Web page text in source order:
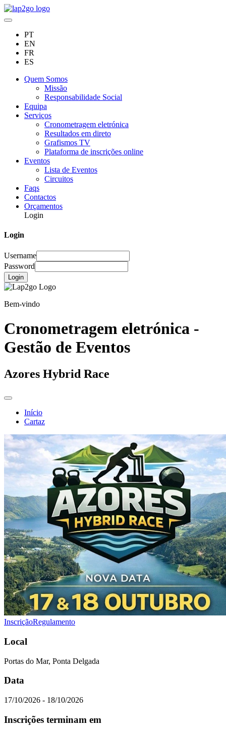
PT
EN
FR
ES
Quem Somos
Missão
Responsabilidade Social
Equipa
Serviços
Cronometragem eletrónica
Resultados em direto
Grafismos TV
Plataforma de inscrições online
Eventos
Lista de Eventos
Circuitos
Faqs
Contactos
Orçamentos
Login
Login
Username
Password
Login
Bem-vindo
Cronometragem eletrónica -
Gestão de Eventos
Azores Hybrid Race
Início
Cartaz
InscriçãoRegulamento
Local
Portas do Mar, Ponta Delgada
Data
17/10/2026 - 18/10/2026
Inscrições terminam em